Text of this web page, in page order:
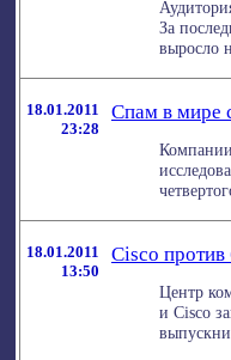
За
выросло
18.01.2011
23:28
Спам в мире
18.01.2011
13:50
Cisco против
Центр
и Cisco